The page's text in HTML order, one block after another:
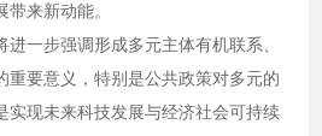
来新动能。
一步强调形成多元主体有机联系、
重要意义，特别是公共政策对多元的
实现未来科技发展与经济社会可持续